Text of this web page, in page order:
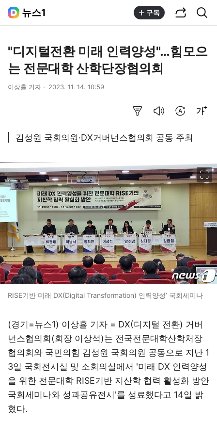
뉴스1 구독
"디지털전환 미래 인력양성"…힘모으
는 전문대학 산학단장협의회
이상휼 기자 2023. 11. 14. 10:59
김성원 국회의원·DX거버넌스협의회 공동 주최
RISE기반 미래 DX(Digital Transformation) 인력양성’ 국회세미나
(경기=뉴스1) 이상휼 기자 = DX(디지털 전환) 거버
넌스협의회(회장 이상석)는 전국전문대학산학처장
협의회와 국민의힘 김성원 국회의원 공동으로 지난 1
3일 국회전시실 및 소회의실에서 '미래 DX 인력양성
을 위한 전문대학 RISE기반 지산학 협력 활성화 방안
국회세미나와 성과공유전시'를 성료했다고 14일 밝
혔다.